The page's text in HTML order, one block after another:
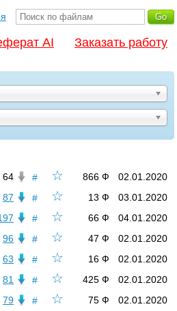
AI Заказать работу
☆
# 02.01.2020
866 Ф
64
☆
# 03.01.2020
13 Ф
87
☆
# 04.01.2020
66 Ф
☆
# 02.01.2020
47 Ф
96
☆
# 02.01.2020
16 Ф
63
☆
# 02.01.2020
425 Ф
81
☆
# 02.01.2020
75 Ф
79